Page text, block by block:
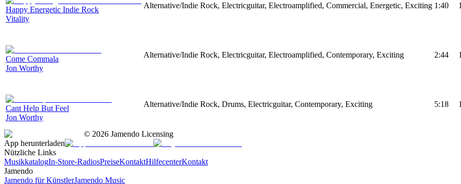
Happy Energetic Indie Rock
Vitality
Alternative/Indie Rock, Electricguitar, Electroamplified, Commercial, Energetic, Exciting 1:40
Come Commala
Jon Worthy
Alternative/Indie Rock, Electricguitar, Electroamplified, Contemporary, Exciting 2:44
Cant Help But Feel
Jon Worthy
Alternative/Indie Rock, Drums, Electricguitar, Contemporary, Exciting 5:18
© 2026 Jamendo Licensing
App herunterladen
Nützliche Links
MusikkatalogIn-Store-RadiosPreiseKontaktHilfecenterKontakt
Jamendo
Jamendo für KünstlerJamendo Music